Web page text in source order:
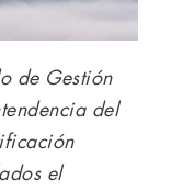
de Gestión
del
el